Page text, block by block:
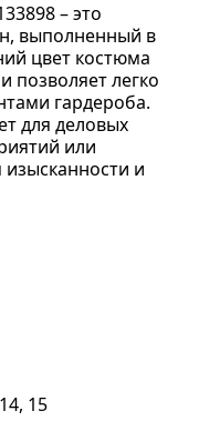
– это
выполненный в
цвет костюма
позволяет легко
гардероба.
для деловых
или
и
15